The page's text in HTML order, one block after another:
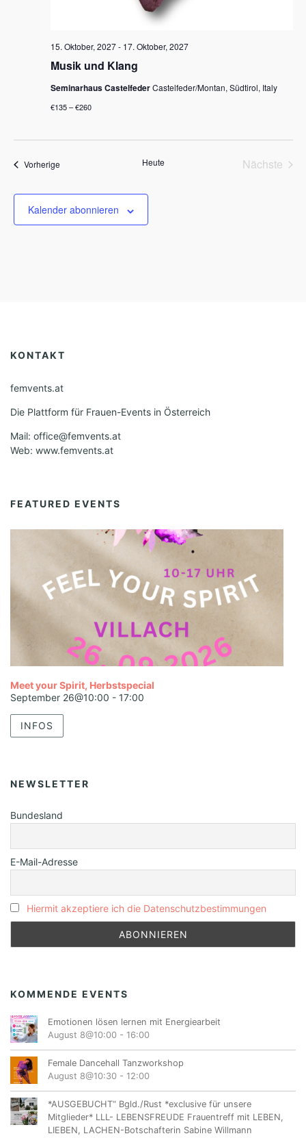
Musik und Klang
15. Oktober, 2027- 17. Oktober, 2027
Seminarhaus CastelfederCastelfeder/Montan, Südtirol, Italy
€135 – €260
VorherigeVeranstaltungen Heute
Nächste
Kalender abonnieren
KONTAKT
femvents.at
Die Plattform für Frauen-Events in Österreich
Mail: office@femvents.at
Web: www.femvents.at
FEATURED EVENTS
Meet your Spirit, Herbstspecial
September 26@10:00 - 17:00
INFOS
NEWSLETTER
Bundesland
E-Mail-Adresse
Hiermit akzeptiere ich die Datenschutzbestimmungen
KOMMENDE EVENTS
Emotionen lösen lernen mit Energiearbeit
August 8@10:00 - 16:00
Female Dancehall Tanzworkshop
August 8@10:30 - 12:00
*AUSGEBUCHT“ Bgld./Rust *exclusive für unsere
Mitglieder* LLL- LEBENSFREUDE Frauentreff mit LEBEN,
LIEBEN, LACHEN-Botschafterin Sabine Willmann